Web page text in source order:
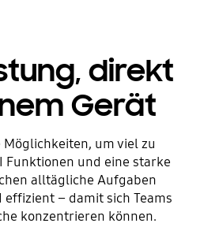
direkt
Gerät
um viel zu
Funktionen und eine starke
alltägliche Aufgaben
– damit sich Teams
konzentrieren können.